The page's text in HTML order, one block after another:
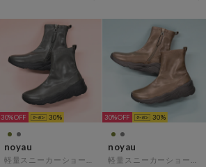
30% 30
noyau
30% 30
noyau